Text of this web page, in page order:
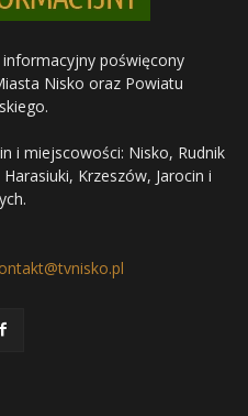
poświęcony
Nisko oraz Powiatu
i miejscowości: Nisko, Rudnik
Krzeszów, Jarocin i